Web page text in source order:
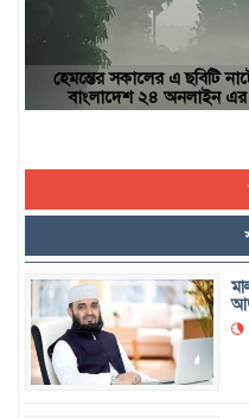
ছবিটি নওগাঁ জেলার